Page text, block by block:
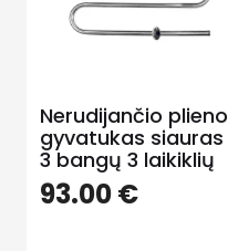
Nerudijančio plieno
gyvatukas siauras
3 bangų 3 laikiklių
93.00€